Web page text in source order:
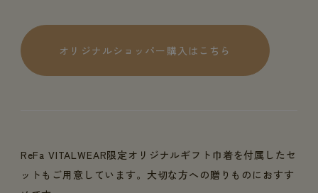
オリジナルショッパー購入はこちら
ReFa VITALWEAR限定オリジナルギフト巾着を付属したセ
ットもご用意しています。大切な方への贈りものにおすす